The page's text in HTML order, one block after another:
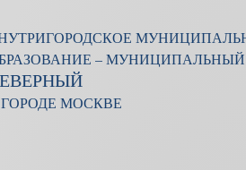
– МУНИЦИПАЛЬНЫЙ
МОСКВЕ